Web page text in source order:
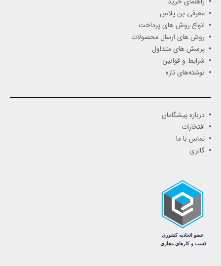
معرفی بن پلاس
انواع روش های پرداخت
روش های ارسال محصولات
پرسش های متداول
شرایط و قوانین
نوشته‌های تازه
درباره پیشگامان
افتخارات
تماس با ما
گالری